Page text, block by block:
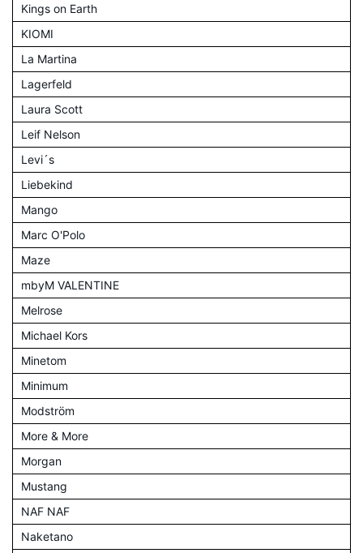
Kings on Earth
KIOMI
La Martina
Lagerfeld
Laura Scott
Leif Nelson
Levi´s
Liebekind
Mango
Marc O'Polo
Maze
mbyM VALENTINE
Melrose
Michael Kors
Minetom
Minimum
Modström
More & More
Morgan
Mustang
NAF NAF
Naketano